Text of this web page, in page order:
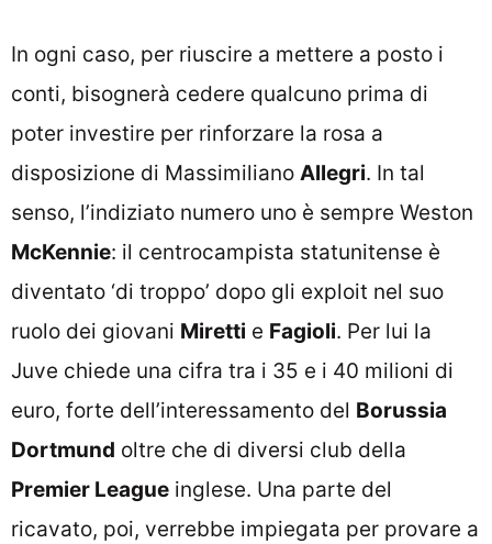
In ogni caso, per riuscire a mettere a posto i
conti, bisognerà cedere qualcuno prima di
poter investire per rinforzare la rosa a
disposizione di Massimiliano Allegri. In tal
senso, l’indiziato numero uno è sempre Weston
McKennie: il centrocampista statunitense è
diventato ‘di troppo’ dopo gli exploit nel suo
ruolo dei giovani Miretti e Fagioli. Per lui la
Juve chiede una cifra tra i 35 e i 40 milioni di
euro, forte dell’interessamento del Borussia
Dortmund oltre che di diversi club della
Premier League inglese. Una parte del
ricavato, poi, verrebbe impiegata per provare a